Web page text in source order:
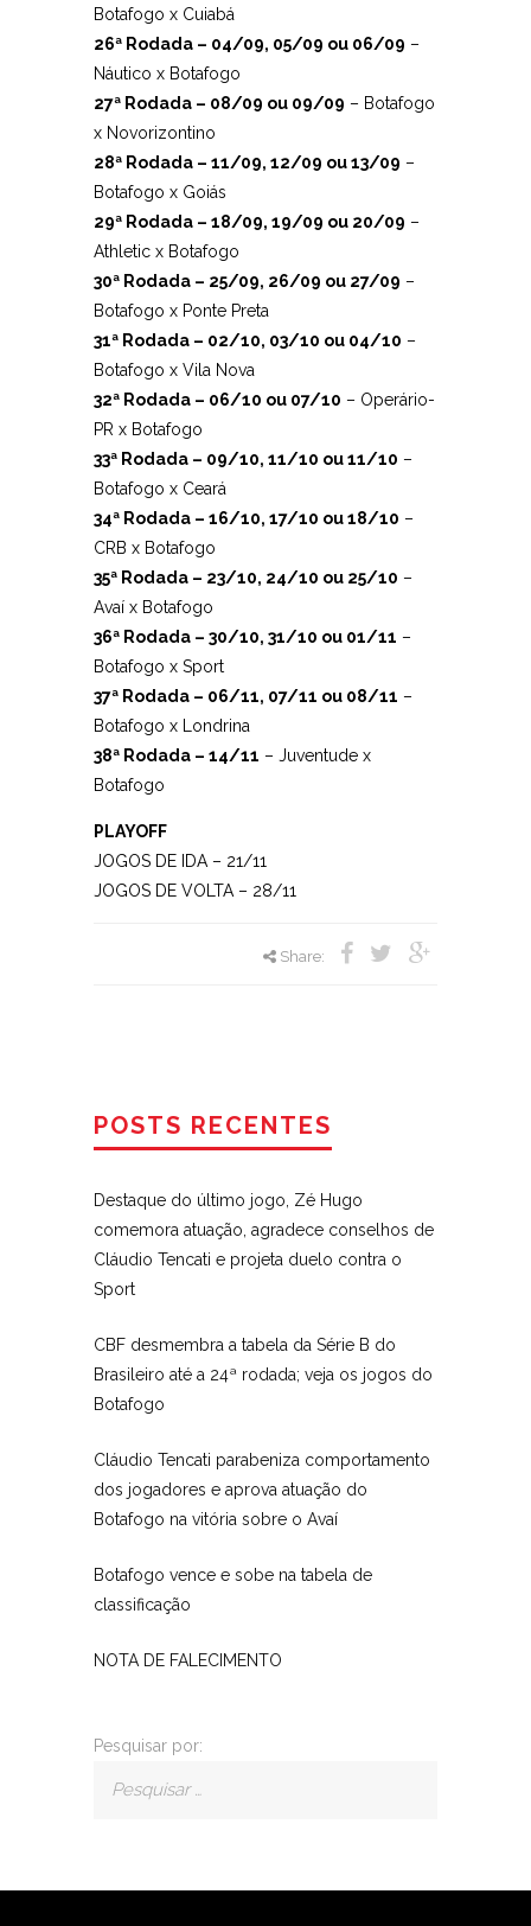
Botafogo x Cuiabá
26ª Rodada – 04/09, 05/09 ou 06/09 –
Náutico x Botafogo
27ª Rodada – 08/09 ou 09/09 – Botafogo
x Novorizontino
28ª Rodada – 11/09, 12/09 ou 13/09 –
Botafogo x Goiás
29ª Rodada – 18/09, 19/09 ou 20/09 –
Athletic x Botafogo
30ª Rodada – 25/09, 26/09 ou 27/09 –
Botafogo x Ponte Preta
31ª Rodada – 02/10, 03/10 ou 04/10 –
Botafogo x Vila Nova
32ª Rodada – 06/10 ou 07/10 – Operário-
PR x Botafogo
33ª Rodada – 09/10, 11/10 ou 11/10 –
Botafogo x Ceará
34ª Rodada – 16/10, 17/10 ou 18/10 –
CRB x Botafogo
35ª Rodada – 23/10, 24/10 ou 25/10 –
Avaí x Botafogo
36ª Rodada – 30/10, 31/10 ou 01/11 –
Botafogo x Sport
37ª Rodada – 06/11, 07/11 ou 08/11 –
Botafogo x Londrina
38ª Rodada – 14/11 – Juventude x
Botafogo
PLAYOFF
JOGOS DE IDA – 21/11
JOGOS DE VOLTA – 28/11
Share:
POSTS RECENTES
Destaque do último jogo, Zé Hugo
comemora atuação, agradece conselhos de
Cláudio Tencati e projeta duelo contra o
Sport
CBF desmembra a tabela da Série B do
Brasileiro até a 24ª rodada; veja os jogos do
Botafogo
Cláudio Tencati parabeniza comportamento
dos jogadores e aprova atuação do
Botafogo na vitória sobre o Avaí
Botafogo vence e sobe na tabela de
classificação
NOTA DE FALECIMENTO
Pesquisar por: